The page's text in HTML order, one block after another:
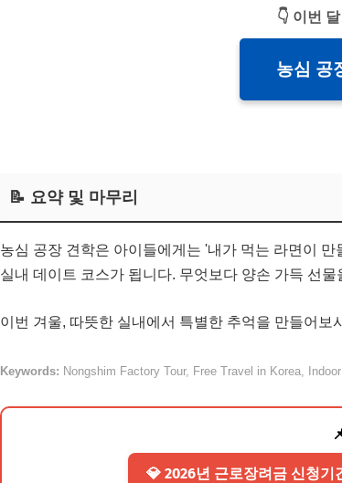
👇 이번
농심 공
📝 요약 및 마무리
농심 공장 견학은 아이들에게는 '내가 먹는 라면이
실내 데이트 코스가 됩니다. 무엇보다 양손 가득 선
이번 겨울, 따뜻한 실내에서 특별한 추억을 만들어보
Keywords: Nongshim Factory Tour, Free Travel in Korea,
💎 2026년 근로장려금 신청기